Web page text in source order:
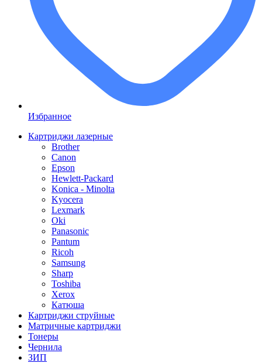
Избранное
Картриджи лазерные
Brother
Canon
Epson
Hewlett-Packard
Konica - Minolta
Kyocera
Lexmark
Oki
Panasonic
Pantum
Ricoh
Samsung
Sharp
Toshiba
Xerox
Катюша
Картриджи струйные
Матричные картриджи
Тонеры
Чернила
ЗИП